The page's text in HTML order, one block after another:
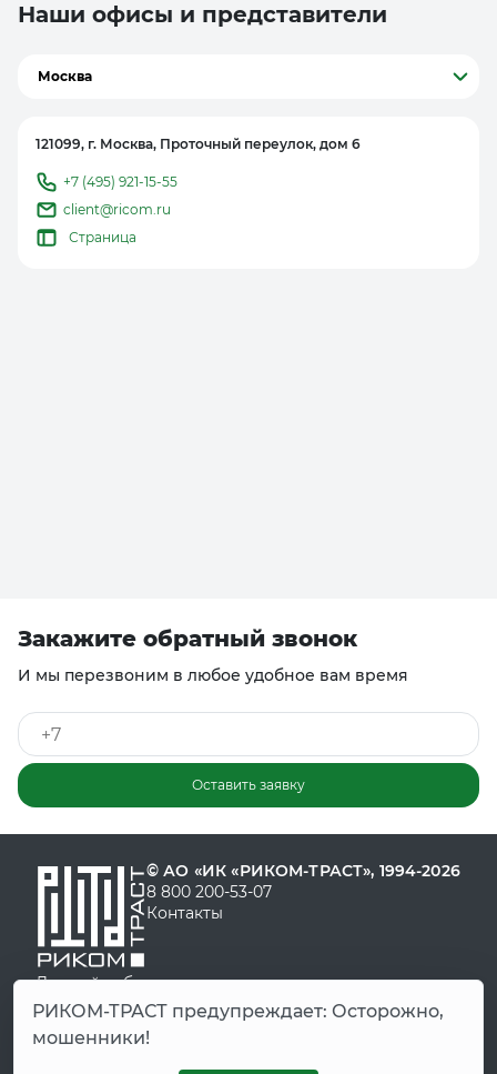
Наши офисы и представители
121099, г. Москва, Проточный переулок, дом 6
+7 (495) 921-15-55
client@ricom.ru
Страница
Закажите обратный звонок
И мы перезвоним в любое удобное вам время
Оставить заявку
© АО «ИК «РИКОМ-ТРАСТ», 1994-2026
8 800 200-53-07
Контакты
Личный кабинет
Демо-счет
Старая версия сайта
Старый личный кабинет
РИКОМ-ТРАСТ предупреждает: Осторожно,
мошенники!